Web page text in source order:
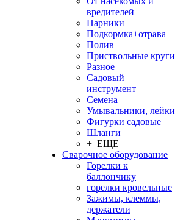
вредителей
Парники
Подкормка+отрава
Полив
Приствольные круги
Разное
Садовый
инструмент
Семена
Умывальники, лейки
Фигурки садовые
Шланги
+ ЕЩЕ
Сварочное оборудование
Горелки к
баллончику
горелки кровельные
Зажимы, клеммы,
держатели